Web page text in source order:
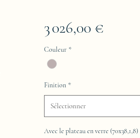
3 026,00 €Prix
Couleur *
Finition *
Sélectionner
Avec le plateau en verre (70x38,1,8)